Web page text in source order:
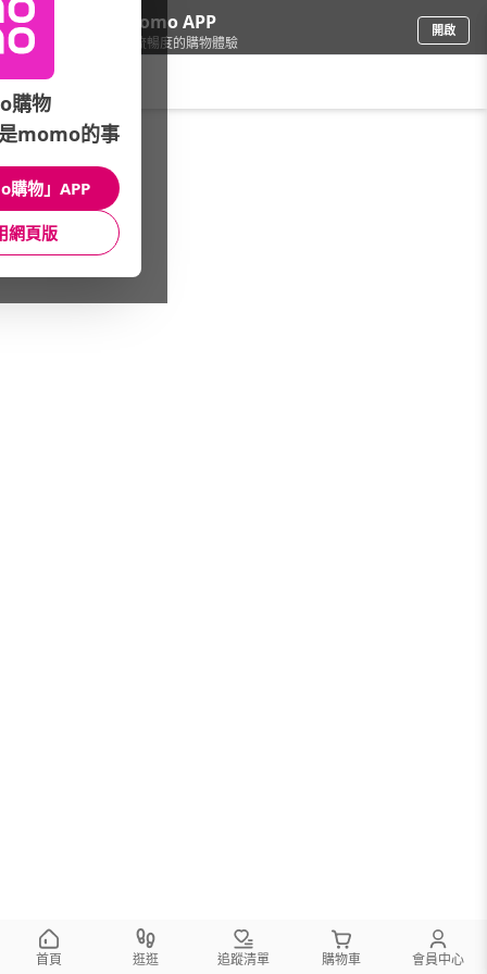
下載momo APP
給你3倍流暢度的購物體驗
開啟
保健/醫療/折價券熱銷
本館精選商品
館長推薦 月銷量
首頁 逛逛 追蹤清單 購物車 會員中心
購物
momo的事
購物」APP
網頁版